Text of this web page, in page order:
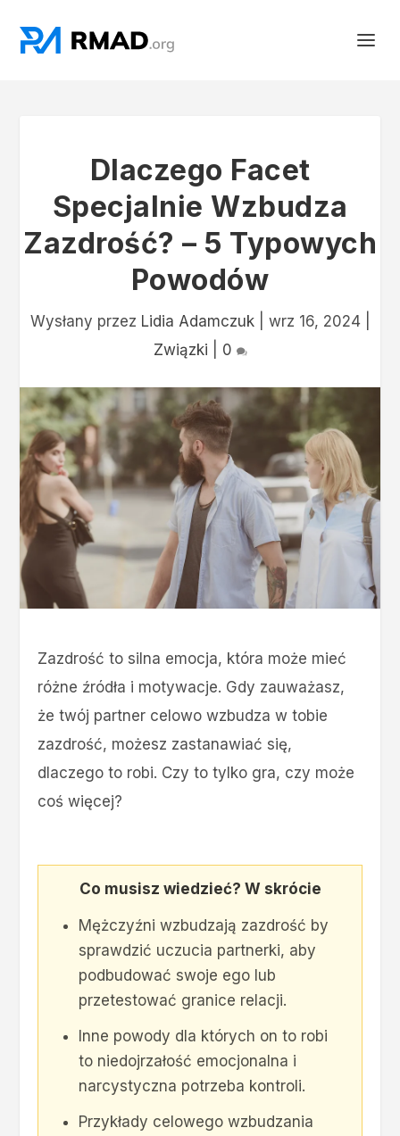
Dlaczego Facet
Specjalnie Wzbudza
Zazdrość? – 5 Typowych
Powodów
Wysłany przez Lidia Adamczuk| wrz 16, 2024|
Związki
0
Zazdrość to silna emocja, która może mieć
różne źródła i motywacje. Gdy zauważasz,
że twój partner celowo wzbudza w tobie
zazdrość, możesz zastanawiać się,
dlaczego to robi. Czy to tylko gra, czy może
coś więcej?
Co musisz wiedzieć? W skrócie
Mężczyźni wzbudzają zazdrość by
sprawdzić uczucia partnerki, aby
podbudować swoje ego lub
przetestować granice relacji.
Inne powody dla których on to robi
to niedojrzałość emocjonalna i
narcystyczna potrzeba kontroli.
Przykłady celowego wzbudzania